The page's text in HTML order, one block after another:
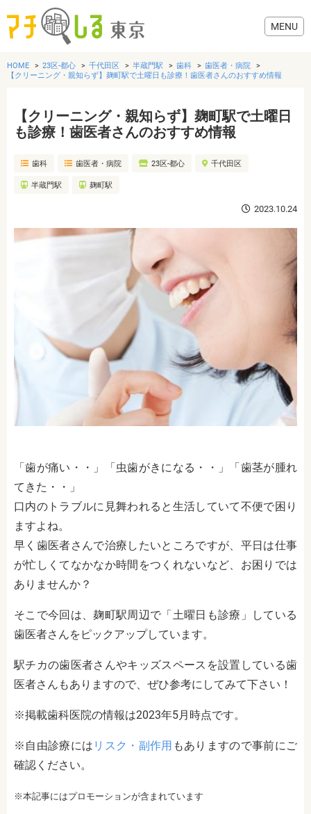
グルメ
美容・健康
HOME 23区-都心 千代田区 半蔵門駅 歯科
歯医者・病院
【クリーニング・親知らず】麹町駅で土曜日も診療！歯医者さんのおすすめ情報
【クリーニング・親知らず】麹町駅で土曜日
も診療！歯医者さんのおすすめ情報
歯科 歯医者・病院 23区-都心 千代田区
半蔵門駅 麹町駅
2023.10.24
「歯が痛い・・」「虫歯がきになる・・」「歯茎が腫れ
てきた・・」
口内のトラブルに見舞われると生活していて不便で困り
ますよね。
早く歯医者さんで治療したいところですが、平日は仕事
が忙しくてなかなか時間をつくれないなど、お困りでは
ありませんか？
そこで今回は、麹町駅周辺で「土曜日も診療」している
歯医者さんをピックアップしています。
駅チカの歯医者さんやキッズスペースを設置している歯
医者さんもありますので、ぜひ参考にしてみて下さい！
※掲載歯科医院の情報は2023年5月時点です。
※自由診療には リスク・副作用 もありますので事前にご
確認ください。
※本記事にはプロモーションが含まれています